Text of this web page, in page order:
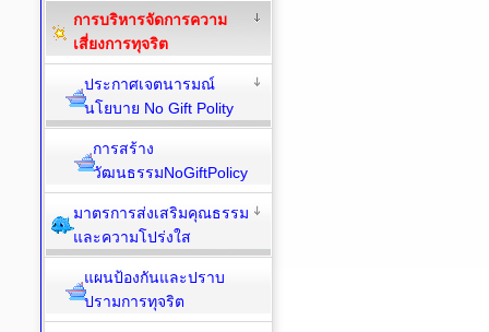
การบริหารจัดการความ
เสี่ยงการทุจริต
ประกาศเจตนารมณ์
นโยบาย No Gift Polity
การสร้าง
วัฒนธรรมNoGiftPolicy
มาตรการส่งเสริมคุณธรรม
และความโปร่งใส
แผนป้องกันและปราบ
ปรามการทุจริต